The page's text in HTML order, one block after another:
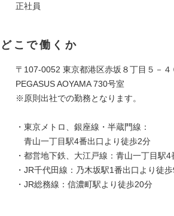
正社員
どこで働くか
〒107-0052 東京都港区赤坂８丁目５－４
PEGASUS AOYAMA 730号室
※原則出社での勤務となります。
・東京メトロ、銀座線・半蔵門線：
青山一丁目駅4番出口より徒歩2分
・都営地下鉄、大江戸線：青山一丁目駅
・JR千代田線：乃木坂駅1番出口より徒
・JR総務線：信濃町駅より徒歩20分